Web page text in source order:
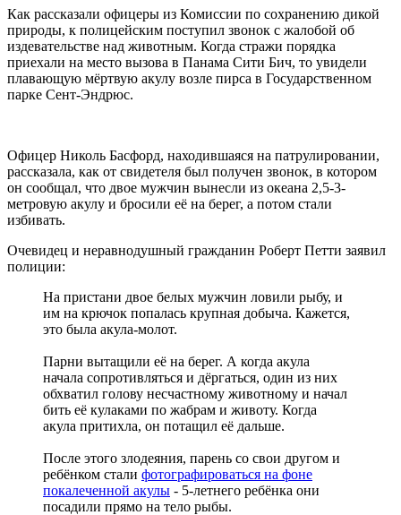
Как рассказали офицеры из Комиссии по сохранению дикой
природы, к полицейским поступил звонок с жалобой об
издевательстве над животным. Когда стражи порядка
приехали на место вызова в Панама Сити Бич, то увидели
плавающую мёртвую акулу возле пирса в Государственном
парке Сент-Эндрюс.
Офицер Николь Басфорд, находившаяся на патрулировании,
рассказала, как от свидетеля был получен звонок, в котором
он сообщал, что двое мужчин вынесли из океана 2,5-3-
метровую акулу и бросили её на берег, а потом стали
избивать.
Очевидец и неравнодушный гражданин Роберт Петти заявил
полиции:
На пристани двое белых мужчин ловили рыбу, и
им на крючок попалась крупная добыча. Кажется,
это была акула-молот.
Парни вытащили её на берег. А когда акула
начала сопротивляться и дёргаться, один из них
обхватил голову несчастному животному и начал
бить её кулаками по жабрам и животу. Когда
акула притихла, он потащил её дальше.
После этого злодеяния, парень со свои другом и
ребёнком стали фотографироваться на фоне
покалеченной акулы - 5-летнего ребёнка они
посадили прямо на тело рыбы.